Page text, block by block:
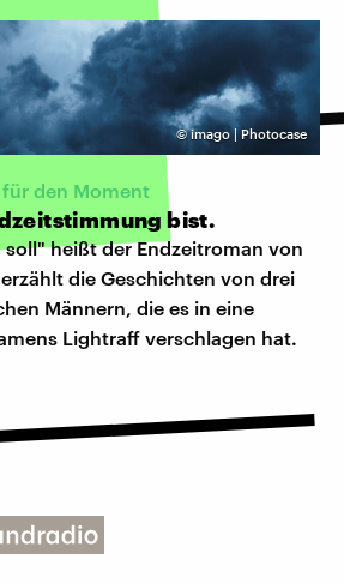
©imago | Photocase
den Moment
bist.
heißt der Endzeitroman von
die Geschichten von drei
Männern, die es in eine
Lightraff verschlagen hat.